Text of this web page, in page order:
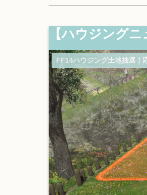
【ハウジング
FF14ハウジング土地抽選｜